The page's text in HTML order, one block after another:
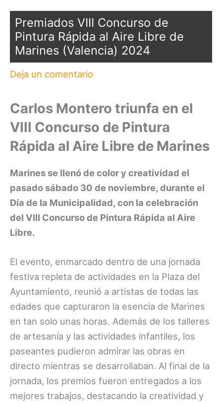
Premiados VIII Concurso de
Pintura Rápida al Aire Libre de
Marines (Valencia) 2024
Deja un comentario
Carlos Montero triunfa en el
VIII Concurso de Pintura
Rápida al Aire Libre de Marines
Marines se llenó de color y creatividad el
pasado sábado 30 de noviembre, durante el
Día de la Municipalidad, con la celebración
del VIII Concurso de Pintura Rápida al Aire
Libre.
El evento, enmarcado dentro de una jornada
festiva repleta de actividades en la Plaza del
Ayuntamiento, reunió a artistas de todas las
edades que capturaron la esencia de Marines
en tan solo unas horas. Además de los talleres
de artesanía y las actividades infantiles, los
paseantes pudieron admirar las obras en
directo mientras se desarrollaban. Al final de la
jornada, los premios fueron entregados a los
mejores trabajos, destacando la creatividad y